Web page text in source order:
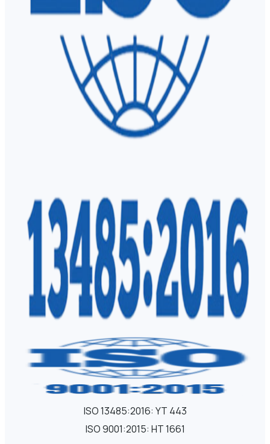
ISO 13485:2016: YT 443
ISO 9001:2015: HT 1661